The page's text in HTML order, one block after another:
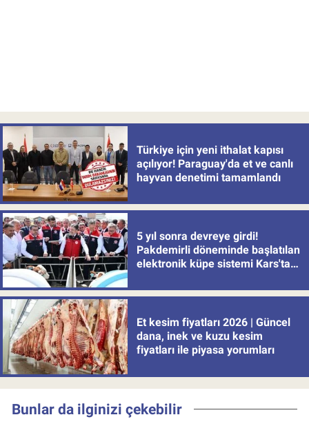
Türkiye için yeni ithalat kapısı
açılıyor! Paraguay'da et ve canlı
hayvan denetimi tamamlandı
5 yıl sonra devreye girdi!
Pakdemirli döneminde başlatılan
elektronik küpe sistemi Kars'tan
Et kesim fiyatları 2026 | Güncel
dana, inek ve kuzu kesim
fiyatları ile piyasa yorumları
Bunlar da ilginizi çekebilir